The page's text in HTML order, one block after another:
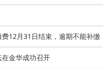
12月31日结束，逾期不能补缴！
金华成功召开